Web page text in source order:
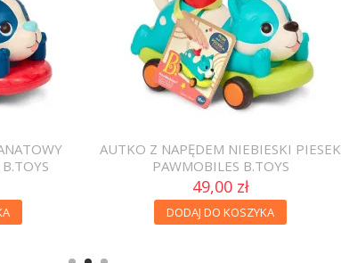
AUTKO Z NAPĘDEM NIEBIESKI PIESEK
PAWMOBILES B.TOYS
49,00 zł
DODAJ DO KOSZYKA